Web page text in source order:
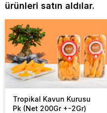
ürünleri satın aldılar.
Tropikal Kavun Kurusu
Pk (Net 200Gr +-2Gr)